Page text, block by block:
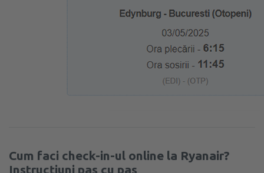
Cum faci check-in-ul online la Ryanair?
Instrucțiuni pas cu pas